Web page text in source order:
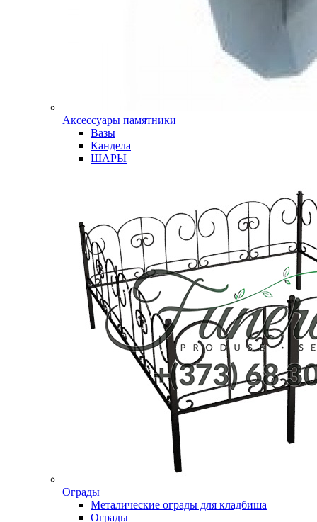
Аксессуары памятники
Вазы
Кандела
ШАРЫ
Ограды
Металические ограды для кладбиша
Ограды